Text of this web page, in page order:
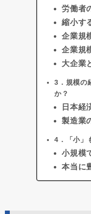
労働者
縮小す
企業規
企業規
大企業
3．規模の
か？
日本経
製造業
4．「小」
小規模
本当に